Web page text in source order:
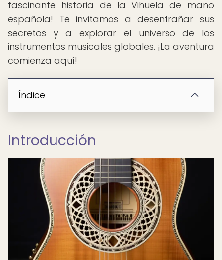
fascinante historia de la Vihuela de mano
española! Te invitamos a desentrañar sus
secretos y a explorar el universo de los
instrumentos musicales globales. ¡La aventura
comienza aquí!
Índice
Introducción